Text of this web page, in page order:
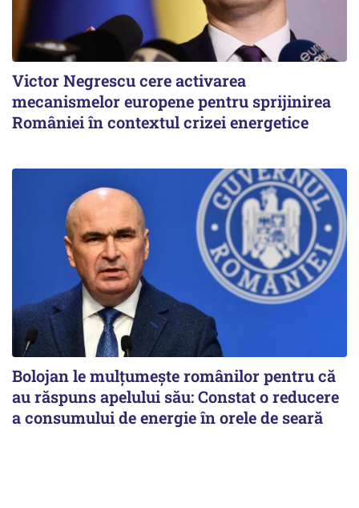
Victor Negrescu cere activarea
mecanismelor europene pentru sprijinirea
României în contextul crizei energetice
Bolojan le mulțumește românilor pentru că
au răspuns apelului său: Constat o reducere
a consumului de energie în orele de seară